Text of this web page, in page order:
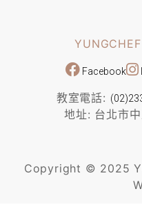
Facebook
教室電話:
地址: 台北市
Copyright © 2025